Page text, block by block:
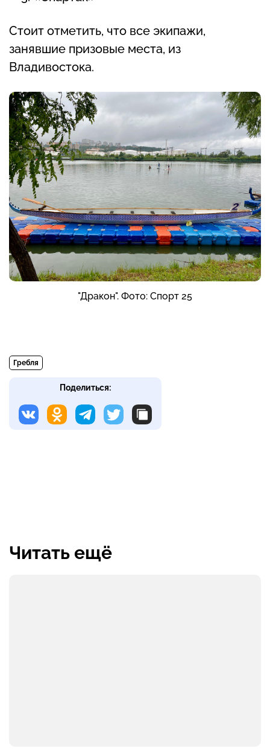
Стоит отметить, что все экипажи,
занявшие призовые места, из
Владивостока.
"Дракон". Фото: Спорт 25
Гребля
Поделиться:
Читать ещё